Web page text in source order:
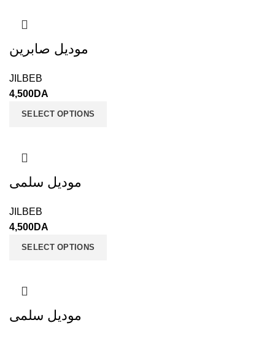
موديل صابرين
JILBEB
4,500DA
SELECT OPTIONS
موديل سلمى
JILBEB
4,500DA
SELECT OPTIONS
موديل سلمى